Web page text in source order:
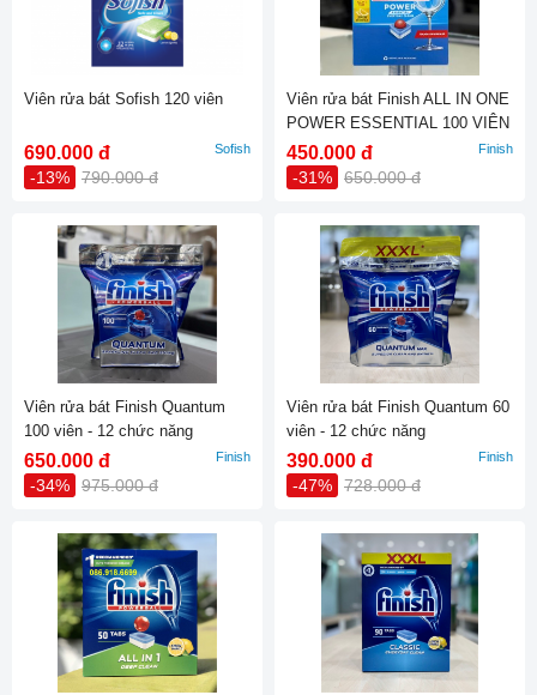
Viên rửa bát Sofish 120 viên
690.000 đ
-13% 790.000 đ
Sofish
Viên rửa bát Finish ALL IN ONE
POWER ESSENTIAL 100 VIÊN
HƯƠNG CHANH
450.000 đ
-31% 650.000 đ
Finish
Viên rửa bát Finish Quantum
100 viên - 12 chức năng
650.000 đ
-34% 975.000 đ
Finish
Viên rửa bát Finish Quantum 60
viên - 12 chức năng
390.000 đ
-47% 728.000 đ
Finish